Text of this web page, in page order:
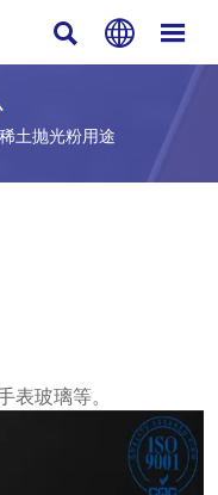
  
土抛光粉用途
表玻璃等。